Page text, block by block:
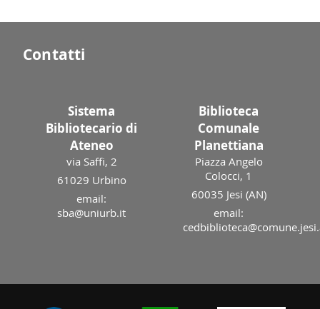
Contatti
Sistema
Bibliotecario di
Ateneo
via Saffi, 2
61029 Urbino
email:
sba@uniurb.it
Biblioteca
Comunale
Planettiana
Piazza Angelo
Colocci, 1
60035 Jesi (AN)
email: